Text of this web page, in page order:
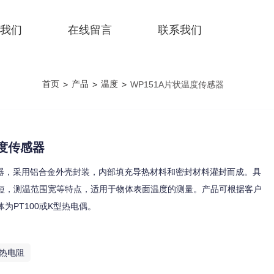
们 在线留言 联系我们
首页 > 产品 > 温度 > WP151A片状温度传感器
传感器
，采用铝合金外壳封装，内部填充导热材料和密封材料灌封而成。具
，测温范围宽等特点，适用于物体表面温度的测量。产品可根据客户
PT100或K型热电偶。
电阻